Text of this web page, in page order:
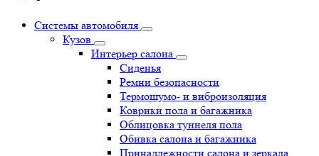
Системы автомобиля
Кузов
Интерьер салона
Сиденья
Ремни безопасности
Термошумо- и виброизоляция
Коврики пола и багажника
Облицовка туннеля пола
Обивка салона и багажника
Принадлежности салона и зеркала